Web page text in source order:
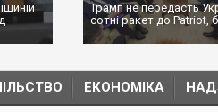
Трамп не передасть
сотні ракет до Patriot,
...
ЕКОНОМІКА